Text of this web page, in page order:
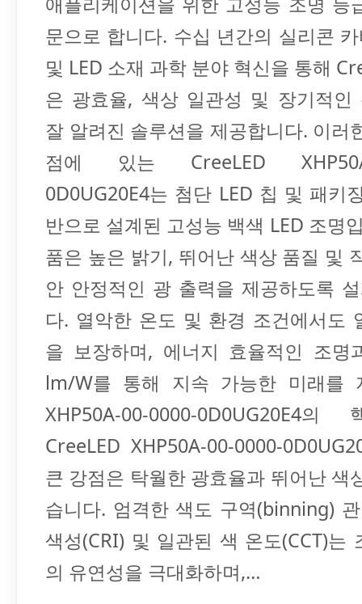
문으로 합니다. 수십 년간의 실리콘
및 LED 소재 과학 분야 혁신을 통해
은 광효율, 색상 일관성 및 장기적인
잘 알려진 솔루션을 제공합니다. 이러
점에 있는 CreeLED
0D0UG20E4는 첨단 LED 칩 및 패키
반으로 설계된 고성능 백색 LED 조명
품은 높은 밝기, 뛰어난 색상 품질 및
안 안정적인 광 출력을 제공하도록
다. 열악한 온도 및 환경 조건에서도
을 보장하며, 에너지 효율적인 조명
lm/W를 통해 지속 가능한 미래를
XHP50A-00-0000-0D0UG20E4
CreeLED XHP50A-00-0000-
큰 강점은 탁월한 광효율과 뛰어난 색
습니다. 엄격한 색도 구역(binning)
색성(CRI) 및 일관된 색 온도(CCT)는
의 유연성을 극대화하며,…